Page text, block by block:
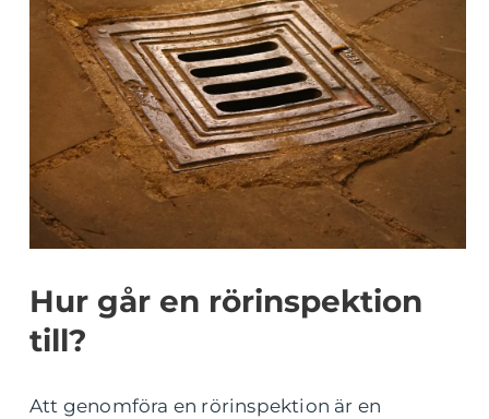
Hur går en rörinspektion
till?
Att genomföra en rörinspektion är en